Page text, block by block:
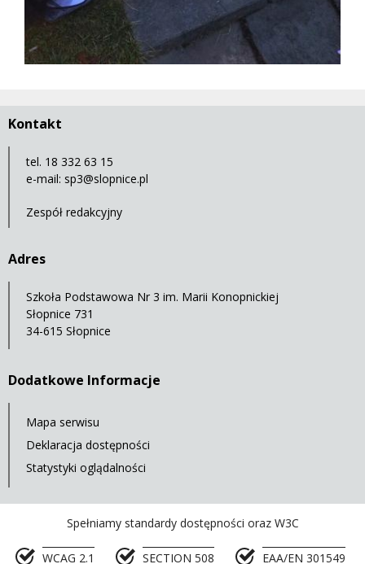
Kontakt
tel. 18 332 63 15
e-mail: sp3@slopnice.pl
Zespół redakcyjny
Adres
Szkoła Podstawowa Nr 3 im. Marii Konopnickiej
Słopnice 731
34-615 Słopnice
Dodatkowe Informacje
Mapa serwisu
Deklaracja dostępności
Statystyki oglądalności
Spełniamy standardy dostępności oraz W3C
WCAG 2.1 SECTION 508 EAA/EN 301549